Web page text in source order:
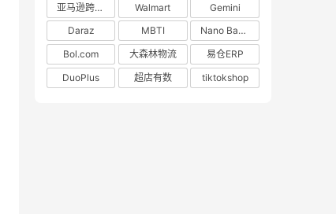
亚马逊跨境电商 Walmart
Gemini
Daraz
MBTI
Nano Banana
Bol.com
大森林物流
易仓ERP
DuoPlus
超店有数 tiktokshop